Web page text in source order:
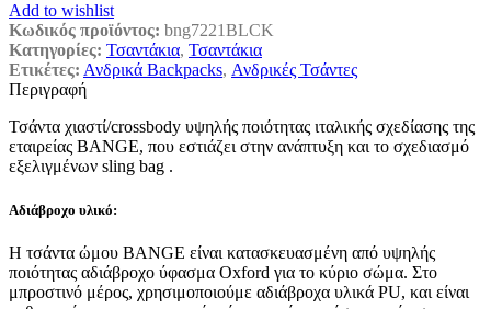
Add to wishlist
Κωδικός προϊόντος: bng7221BLCK
Κατηγορίες: Τσαντάκια, Τσαντάκια
Ετικέτες: Ανδρικά Backpacks, Ανδρικές Τσάντες
Περιγραφή
Τσάντα χιαστί/crossbody υψηλής ποιότητας ιταλικής σχεδίασης της
εταιρείας BANGE, που εστιάζει στην ανάπτυξη και το σχεδιασμό
εξελιγμένων sling bag .
Αδιάβροχο υλικό:
Η τσάντα ώμου BANGE είναι κατασκευασμένη από υψηλής
ποιότητας αδιάβροχο ύφασμα Oxford για το κύριο σώμα. Στο
μπροστινό μέρος, χρησιμοποιούμε αδιάβροχα υλικά PU, και είναι